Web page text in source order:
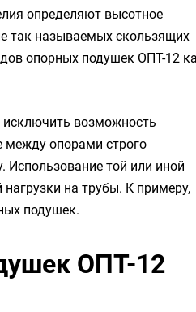
определяют высотное
так называемых скользящих
опорных подушек ОПТ-12
возможность
между опорами строго
Использование той или иной
на трубы. К примеру,
подушек.
ОПТ-12